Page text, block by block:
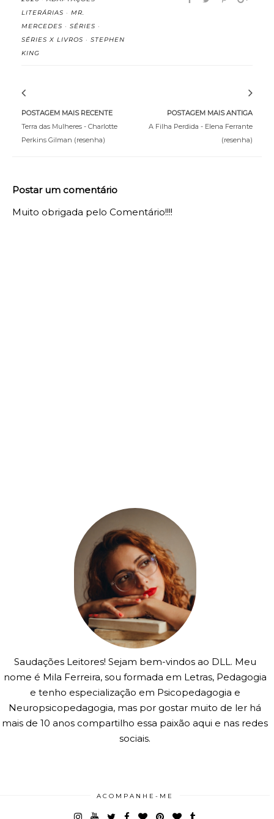
LITERÁRIAS · MR.
MERCEDES · SÉRIES ·
SÉRIES X LIVROS · STEPHEN
KING
POSTAGEM MAIS RECENTE
Terra das Mulheres - Charlotte
Perkins Gilman (resenha)
POSTAGEM MAIS ANTIGA
A Filha Perdida - Elena Ferrante
(resenha)
Postar um comentário
Muito obrigada pelo Comentário!!!!
Saudações Leitores! Sejam bem-vindos ao DLL. Meu
nome é Mila Ferreira, sou formada em Letras, Pedagogia
e tenho especialização em Psicopedagogia e
Neuropsicopedagogia, mas por gostar muito de ler há
mais de 10 anos compartilho essa paixão aqui e nas redes
sociais.
ACOMPANHE-ME